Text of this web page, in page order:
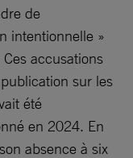
de
intentionnelle »
accusations
sur les
été
en 2024. En
absence à six